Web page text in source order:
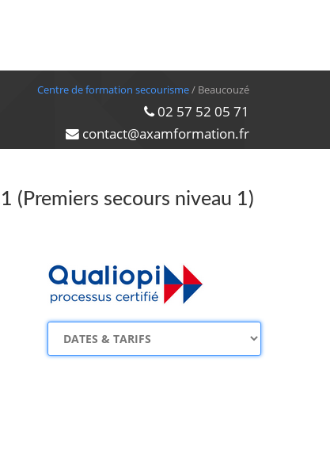
Centre de formation secourisme/ Beaucouzé
02 57 52 05 71
contact@axamformation.fr
(Premiers secours niveau 1)